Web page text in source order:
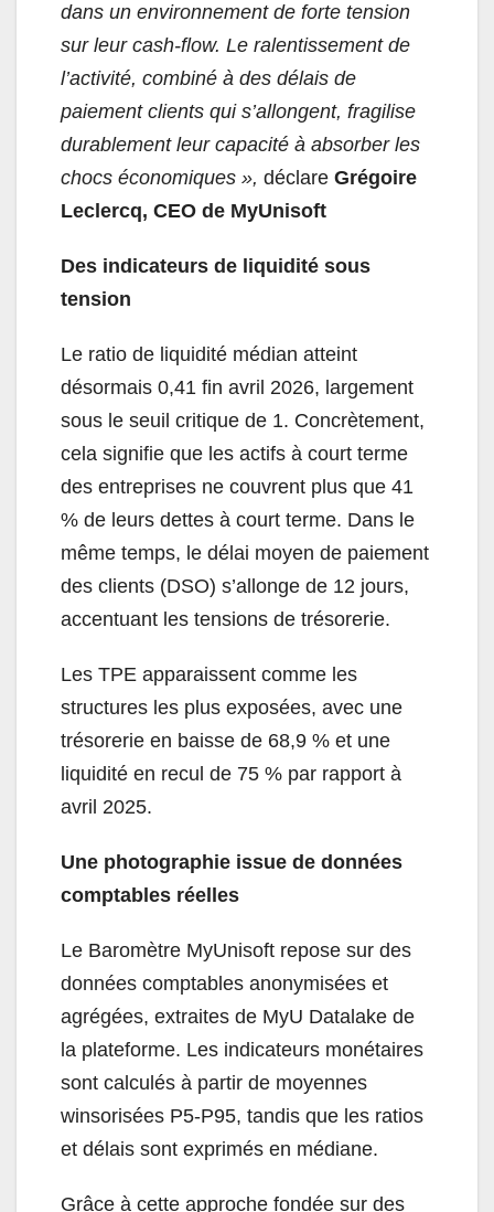
dans un environnement de forte tension
sur leur cash-flow. Le ralentissement de
l’activité, combiné à des délais de
paiement clients qui s’allongent, fragilise
durablement leur capacité à absorber les
chocs économiques », déclare Grégoire
Leclercq, CEO de MyUnisoft
Des indicateurs de liquidité sous
tension
Le ratio de liquidité médian atteint
désormais 0,41 fin avril 2026, largement
sous le seuil critique de 1. Concrètement,
cela signifie que les actifs à court terme
des entreprises ne couvrent plus que 41
% de leurs dettes à court terme. Dans le
même temps, le délai moyen de paiement
des clients (DSO) s’allonge de 12 jours,
accentuant les tensions de trésorerie.
Les TPE apparaissent comme les
structures les plus exposées, avec une
trésorerie en baisse de 68,9 % et une
liquidité en recul de 75 % par rapport à
avril 2025.
Une photographie issue de données
comptables réelles
Le Baromètre MyUnisoft repose sur des
données comptables anonymisées et
agrégées, extraites de MyU Datalake de
la plateforme. Les indicateurs monétaires
sont calculés à partir de moyennes
winsorisées P5-P95, tandis que les ratios
et délais sont exprimés en médiane.
Grâce à cette approche fondée sur des